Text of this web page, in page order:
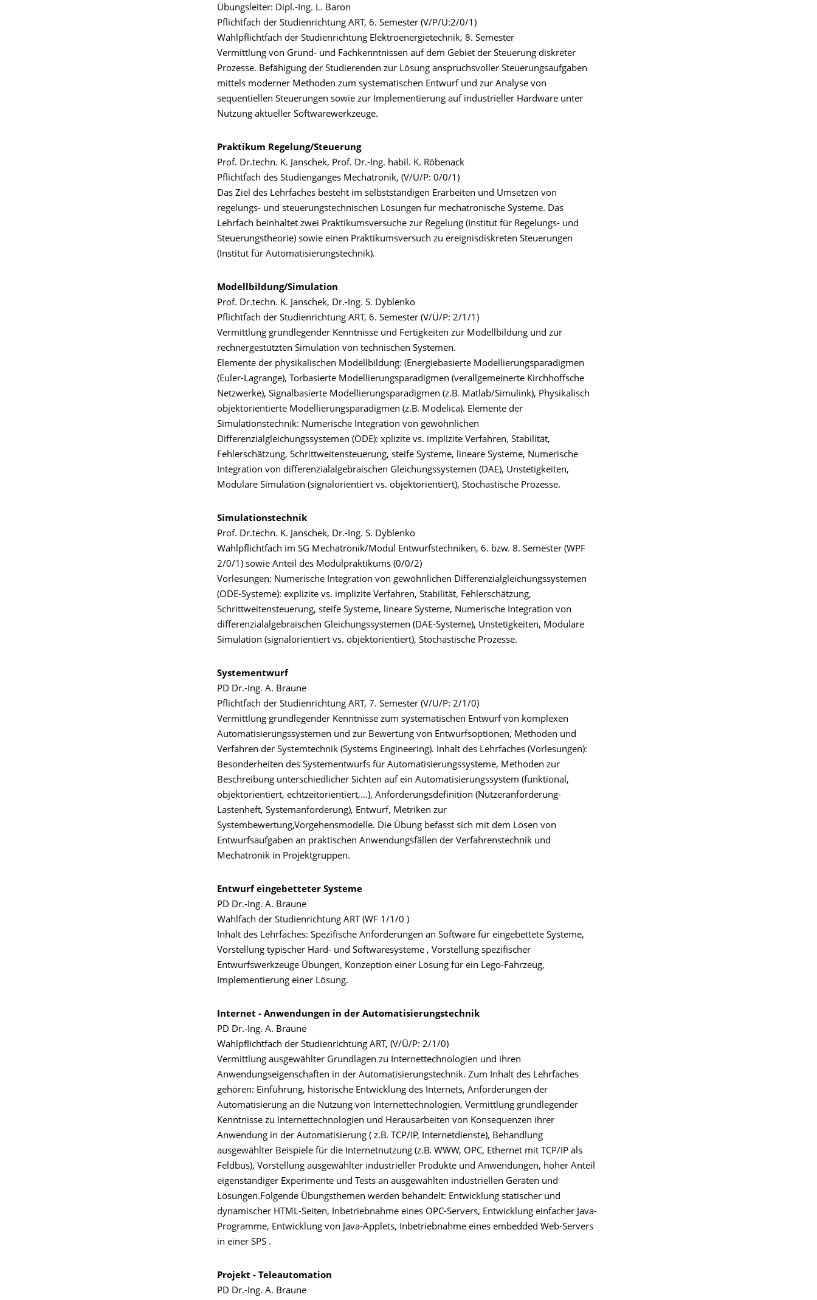
Übungsleiter: Dipl.-Ing. L. Baron
Pflichtfach der Studienrichtung ART, 6. Semester (V/P/Ü:2/0/1)
Wahlpflichtfach der Studienrichtung Elektroenergietechnik, 8. Semester
Vermittlung von Grund- und Fachkenntnissen auf dem Gebiet der Steuerung diskreter
Prozesse. Befähigung der Studierenden zur Lösung anspruchsvoller Steuerungsaufgaben
mittels moderner Methoden zum systematischen Entwurf und zur Analyse von
sequentiellen Steuerungen sowie zur Implementierung auf industrieller Hardware unter
Nutzung aktueller Softwarewerkzeuge.
Praktikum Regelung/Steuerung
Prof. Dr.techn. K. Janschek, Prof. Dr.-Ing. habil. K. Röbenack
Pflichtfach des Studienganges Mechatronik, (V/Ü/P: 0/0/1)
Das Ziel des Lehrfaches besteht im selbstständigen Erarbeiten und Umsetzen von
regelungs- und steuerungstechnischen Lösungen für mechatronische Systeme. Das
Lehrfach beinhaltet zwei Praktikumsversuche zur Regelung (Institut für Regelungs- und
Steuerungstheorie) sowie einen Praktikumsversuch zu ereignisdiskreten Steuerungen
(Institut für Automatisierungstechnik).
Modellbildung/Simulation
Prof. Dr.techn. K. Janschek, Dr.-Ing. S. Dyblenko
Pflichtfach der Studienrichtung ART, 6. Semester (V/Ü/P: 2/1/1)
Vermittlung grundlegender Kenntnisse und Fertigkeiten zur Modellbildung und zur
rechnergestützten Simulation von technischen Systemen.
Elemente der physikalischen Modellbildung: (Energiebasierte Modellierungsparadigmen
(Euler-Lagrange), Torbasierte Modellierungsparadigmen (verallgemeinerte Kirchhoffsche
Netzwerke), Signalbasierte Modellierungsparadigmen (z.B. Matlab/Simulink), Physikalisch
objektorientierte Modellierungsparadigmen (z.B. Modelica). Elemente der
Simulationstechnik: Numerische Integration von gewöhnlichen
Differenzialgleichungssystemen (ODE): xplizite vs. implizite Verfahren, Stabilität,
Fehlerschätzung, Schrittweitensteuerung, steife Systeme, lineare Systeme, Numerische
Integration von differenzialalgebraischen Gleichungssystemen (DAE), Unstetigkeiten,
Modulare Simulation (signalorientiert vs. objektorientiert), Stochastische Prozesse.
Simulationstechnik
Prof. Dr.techn. K. Janschek, Dr.-Ing. S. Dyblenko
Wahlpflichtfach im SG Mechatronik/Modul Entwurfstechniken, 6. bzw. 8. Semester (WPF
2/0/1) sowie Anteil des Modulpraktikums (0/0/2)
Vorlesungen: Numerische Integration von gewöhnlichen Differenzialgleichungssystemen
(ODE-Systeme): explizite vs. implizite Verfahren, Stabilität, Fehlerschätzung,
Schrittweitensteuerung, steife Systeme, lineare Systeme, Numerische Integration von
differenzialalgebraischen Gleichungssystemen (DAE-Systeme), Unstetigkeiten, Modulare
Simulation (signalorientiert vs. objektorientiert), Stochastische Prozesse.
Systementwurf
PD Dr.-Ing. A. Braune
Pflichtfach der Studienrichtung ART, 7. Semester (V/Ü/P: 2/1/0)
Vermittlung grundlegender Kenntnisse zum systematischen Entwurf von komplexen
Automatisierungssystemen und zur Bewertung von Entwurfsoptionen, Methoden und
Verfahren der Systemtechnik (Systems Engineering). Inhalt des Lehrfaches (Vorlesungen):
Besonderheiten des Systementwurfs für Automatisierungssysteme, Methoden zur
Beschreibung unterschiedlicher Sichten auf ein Automatisierungssystem (funktional,
objektorientiert, echtzeitorientiert,...), Anforderungsdefinition (Nutzeranforderung-
Lastenheft, Systemanforderung), Entwurf, Metriken zur
Systembewertung,Vorgehensmodelle. Die Übung befasst sich mit dem Lösen von
Entwurfsaufgaben an praktischen Anwendungsfällen der Verfahrenstechnik und
Mechatronik in Projektgruppen.
Entwurf eingebetteter Systeme
PD Dr.-Ing. A. Braune
Wahlfach der Studienrichtung ART (WF 1/1/0 )
Inhalt des Lehrfaches: Spezifische Anforderungen an Software für eingebettete Systeme,
Vorstellung typischer Hard- und Softwaresysteme , Vorstellung spezifischer
Entwurfswerkzeuge Übungen, Konzeption einer Lösung für ein Lego-Fahrzeug,
Implementierung einer Lösung.
Internet - Anwendungen in der Automatisierungstechnik
PD Dr.-Ing. A. Braune
Wahlpflichtfach der Studienrichtung ART, (V/Ü/P: 2/1/0)
Vermittlung ausgewählter Grundlagen zu Internettechnologien und ihren
Anwendungseigenschaften in der Automatisierungstechnik. Zum Inhalt des Lehrfaches
gehören: Einführung, historische Entwicklung des Internets, Anforderungen der
Automatisierung an die Nutzung von Internettechnologien, Vermittlung grundlegender
Kenntnisse zu Internettechnologien und Herausarbeiten von Konsequenzen ihrer
Anwendung in der Automatisierung ( z.B. TCP/IP, Internetdienste), Behandlung
ausgewählter Beispiele für die Internetnutzung (z.B. WWW, OPC, Ethernet mit TCP/IP als
Feldbus), Vorstellung ausgewählter industrieller Produkte und Anwendungen, hoher Anteil
eigenständiger Experimente und Tests an ausgewählten industriellen Geräten und
Lösungen.Folgende Übungsthemen werden behandelt: Entwicklung statischer und
dynamischer HTML-Seiten, Inbetriebnahme eines OPC-Servers, Entwicklung einfacher Java-
Programme, Entwicklung von Java-Applets, Inbetriebnahme eines embedded Web-Servers
in einer SPS .
Projekt - Teleautomation
PD Dr.-Ing. A. Braune